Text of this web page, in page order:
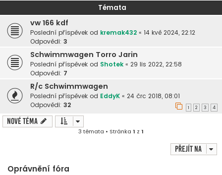
Témata
vw 166 kdf
Poslední příspěvek od kremak432 « 14 kvě 2024, 22:12
Odpovědi: 3
Schwimmwagen Torro Jarin
Poslední příspěvek od Shotek « 29 lis 2022, 22:58
Odpovědi: 7
R/c Schwimmwagen
Poslední příspěvek od EddyK « 24 črc 2018, 08:01
Odpovědi: 32 1 2 3 4
Nové téma
3 témata • Stránka 1 z 1
Přejít na
Oprávnění fóra